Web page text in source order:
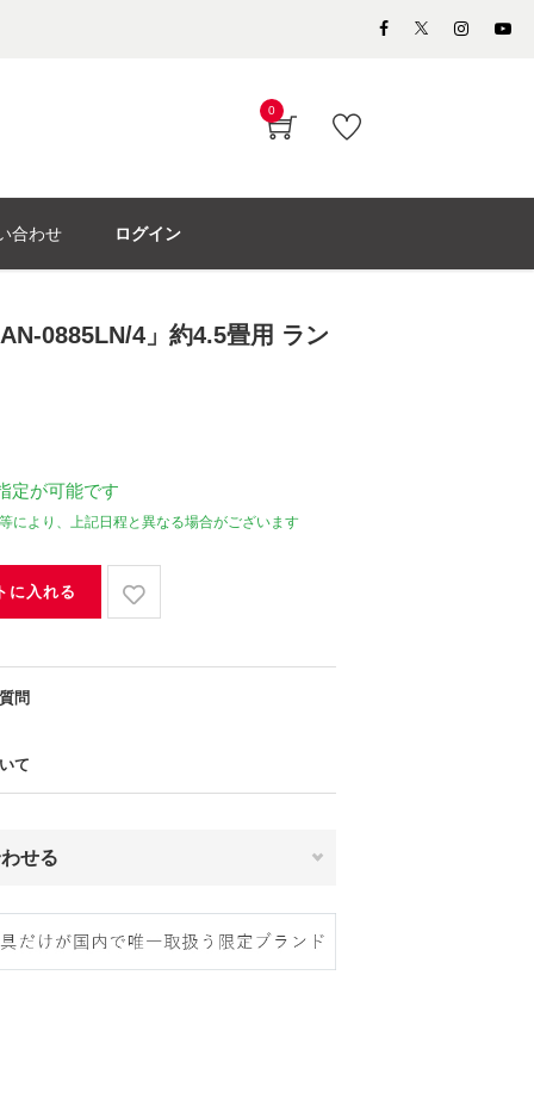
0
合わせ ログイン
0885LN/4」約4.5畳用 ラン
定が可能です
により、上記日程と異なる場合がございます
に入れる
問
て
せる